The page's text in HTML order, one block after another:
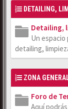
DETAILING,
Detailing,
Un
detailing,
ZONA
Foro de
Aquí